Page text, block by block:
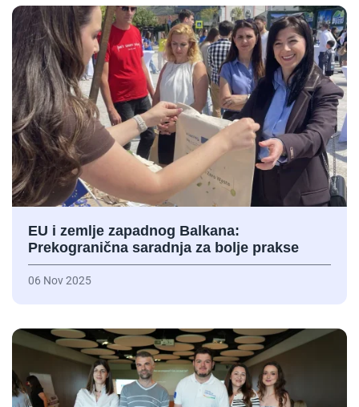
EU i zemlje zapadnog Balkana:
Prekogranična saradnja za bolje prakse
06 Nov 2025